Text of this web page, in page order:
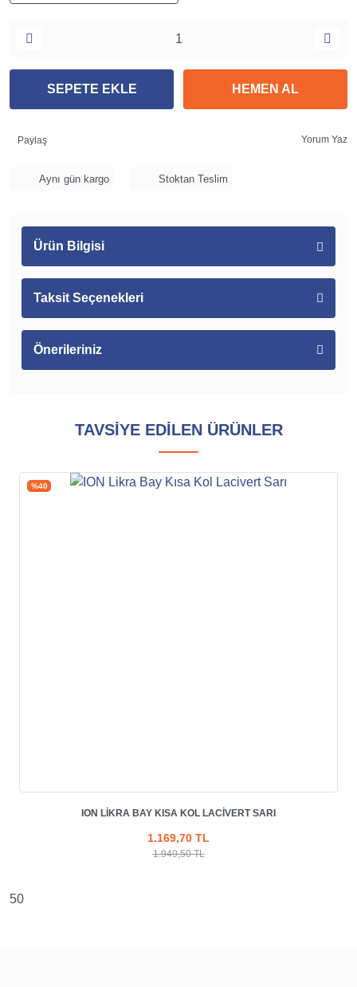
SEPETE EKLE HEMEN AL
Paylaş Yorum Yaz
Aynı gün kargo Stoktan Teslim
Ürün Bilgisi
Taksit Seçenekleri
Önerileriniz
TAVSİYE EDİLEN ÜRÜNLER
%40
ION LIKRA BAY KISA KOL LACIVERT SARI
1.169,70 TL
1.949,50 TL
50